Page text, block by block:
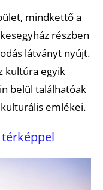
mindkettő a
részben
látványt nyújt.
kultúra egyik
belül találhatóak
emlékei.